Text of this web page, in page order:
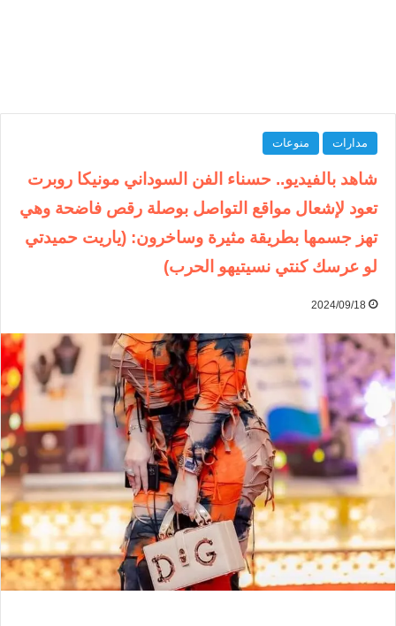
مدارات منوعات
شاهد بالفيديو.. حسناء الفن السوداني مونيكا روبرت
تعود لإشعال مواقع التواصل بوصلة رقص فاضحة وهي
تهز جسمها بطريقة مثيرة وساخرون: (ياريت حميدتي
لو عرسك كنتي نسيتيهو الحرب)
2024/09/18